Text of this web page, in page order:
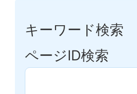
キーワード検索
ページID検索